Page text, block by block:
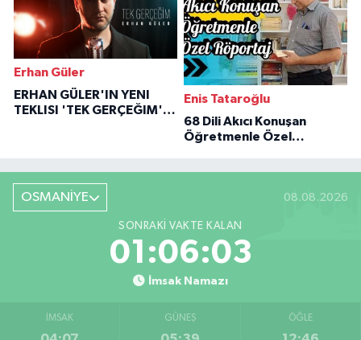
Erhan Güler
ERHAN GÜLER'IN YENI
TEKLISI 'TEK GERÇEĞIM'LE
Enis Tataroğlu
68 Dili Akıcı Konuşan
Öğretmenle Özel
OSMANİYE 08.08.2026
SONRAKI VAKTE KALAN
01:06:02
İmsak Namazı
İMSAK GÜNEŞ ÖĞLE